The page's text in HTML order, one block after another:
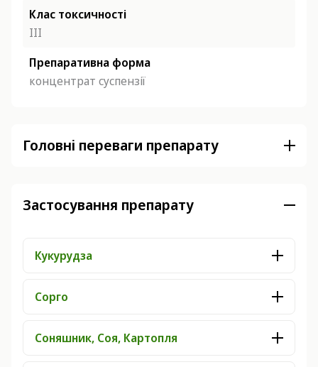
Клас токсичності
ІІІ
Препаративна форма
концентрат суспензії
Головні переваги препарату
Застосування препарату
Кукурудза
Сорго
Соняшник, Соя, Картопля